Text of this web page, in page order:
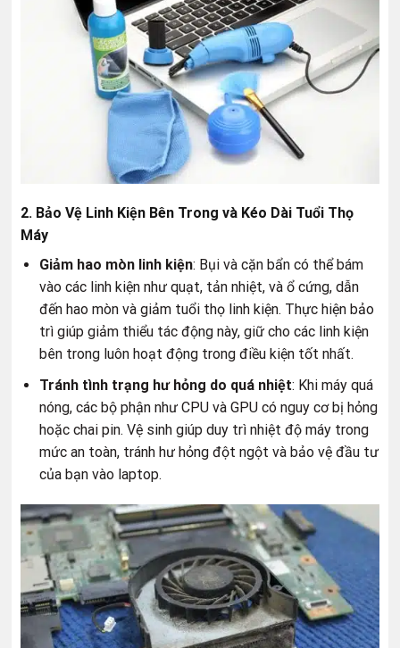
2. Bảo Vệ Linh Kiện Bên Trong và Kéo Dài Tuổi Thọ
Máy
Giảm hao mòn linh kiện: Bụi và cặn bẩn có thể bám
vào các linh kiện như quạt, tản nhiệt, và ổ cứng, dẫn
đến hao mòn và giảm tuổi thọ linh kiện. Thực hiện bảo
trì giúp giảm thiểu tác động này, giữ cho các linh kiện
bên trong luôn hoạt động trong điều kiện tốt nhất.
Tránh tình trạng hư hỏng do quá nhiệt: Khi máy quá
nóng, các bộ phận như CPU và GPU có nguy cơ bị hỏng
hoặc chai pin. Vệ sinh giúp duy trì nhiệt độ máy trong
mức an toàn, tránh hư hỏng đột ngột và bảo vệ đầu tư
của bạn vào laptop.